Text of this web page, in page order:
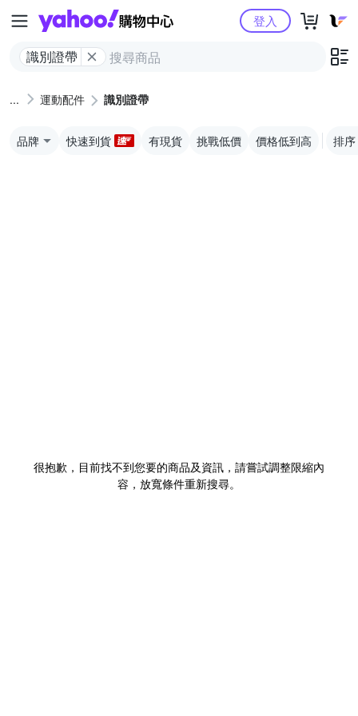
Yahoo購物中心
識別證帶
登入
運動配件 識別證帶
品牌 快速到貨 有現貨 挑戰低價 價格低到高 排序
很抱歉，目前找不到您要的商品及資訊，請嘗試調整限縮內
容，放寬條件重新搜尋。